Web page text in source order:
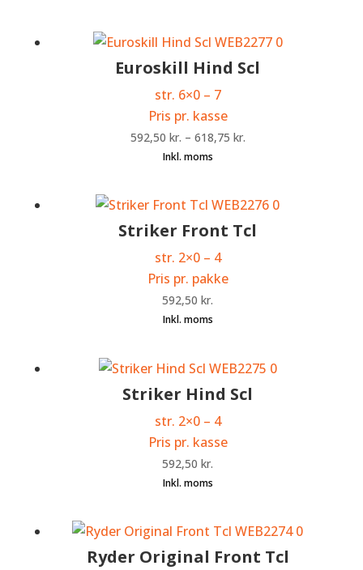
Euroskill Hind Scl
str. 6×0 – 7
Pris pr. kasse
592,50 kr. – 618,75 kr.
Striker Front Tcl
str. 2×0 – 4
Pris pr. pakke
592,50kr.
Striker Hind Scl
str. 2×0 – 4
Pris pr. kasse
592,50kr.
Ryder Original Front Tcl